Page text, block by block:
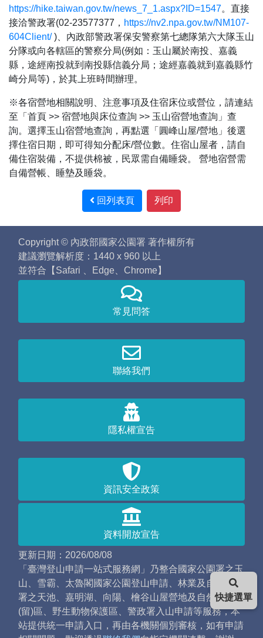
https://hike.taiwan.gov.tw/news_7_1.aspx?ID=1547。直接
接洽警政署(02-23577377， https://nv2.npa.gov.tw/NM107-
604Client/)、內政部警政署保安警察第七總隊第六大隊玉山
分隊或向各轄區的警察分局(例如：玉山屬於南投、嘉義
縣，途經南投就到南投縣信義分局；途經嘉義就到嘉義縣竹
崎分局等)，於其上班時間辦理。
※各宿營地相關說明、注意事項及住宿床位或營位，請連結
至「首頁 >> 宿營地與床位查詢 >> 玉山宿營地查詢」查
詢。選擇玉山宿營地查詢，再點選「圓峰山屋/營地」後選
擇住宿日期，即可得知分配床/營位數。住宿山屋者，請自
備住宿裝備，不提供棉被，民眾需自備睡袋。 營地宿營需
自備營帳、睡墊及睡袋。
回列表頁 列印
Copyright © 內政部國家公園署 著作權所有
建議瀏覽解析度：1440 x 960 以上
並符合【Safari 、Edge、Chrome】
常見問答
聯絡我們
隱私權宣告
資訊安全政策
資料開放宣告
更新日期：2026/08/08
「臺灣登山申請一站式服務網」乃整合國家公園署之玉
山、雪霸、太魯閣國家公園登山申請、林業及自然保育
署之天池、嘉明湖、向陽、檜谷山屋營地及自然保護
(留)區、野生動物保護區、警政署入山申請等服務，本
站提供統一申請入口，再由各機關個別審核，如有申請
快捷選單